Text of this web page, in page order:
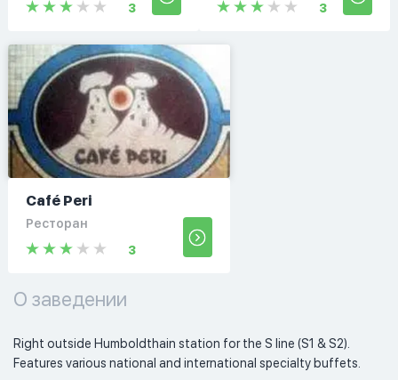
3
3
Café Peri
Ресторан
3
О заведении
Right outside Humboldthain station for the S line (S1 & S2).
Features various national and international specialty buffets.